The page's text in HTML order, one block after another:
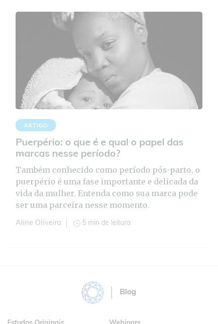
ARTIGO
Puerpério: o que é e qual o papel das
marcas nesse período?
Também conhecido como período pós-parto, o
puerpério é uma fase importante e delicada da
vida da mulher. Entenda como sua marca pode
ser uma parceira nesse momento.
Aline Oliveira 5 min de leitura
Blog